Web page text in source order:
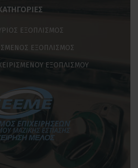
ΕΞΟΠΛΙΣΜΟΣ
ΕΞΟΠΛΙΣΜΟΣ
ΕΞΟΠΛΙΣΜΟΥ